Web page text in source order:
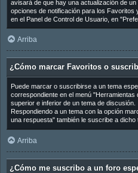
avisará de que hay una actualización de
opciones de notificación para los
en el Panel de Control de Usuario, en
Arriba
¿Cómo marcar Favoritos o
Puede marcar o suscribirse a un tema
correspondiente en el menú
superior e inferior de un tema de discusión.
Respondiendo a un tema con la opción
una respuesta" también le suscribe a dicho
Arriba
¿Cómo me suscribo a un foro